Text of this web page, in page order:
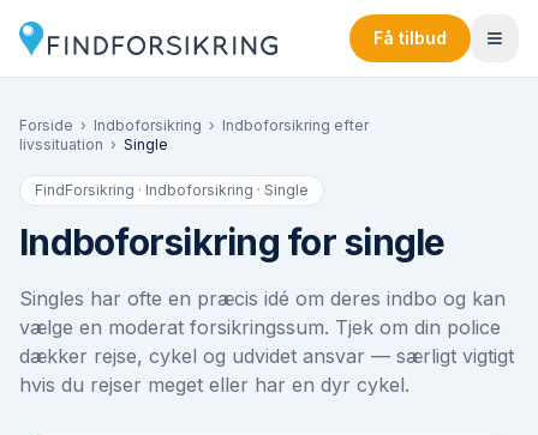
Få tilbud
Forside › Indboforsikring › Indboforsikring efter
livssituation › Single
FindForsikring · Indboforsikring · Single
Indboforsikring for single
Singles har ofte en præcis idé om deres indbo og kan
vælge en moderat forsikringssum. Tjek om din police
dækker rejse, cykel og udvidet ansvar — særligt vigtigt
hvis du rejser meget eller har en dyr cykel.